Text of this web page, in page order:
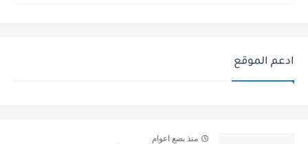
ادعم الموقع
منذ بضع اعوام